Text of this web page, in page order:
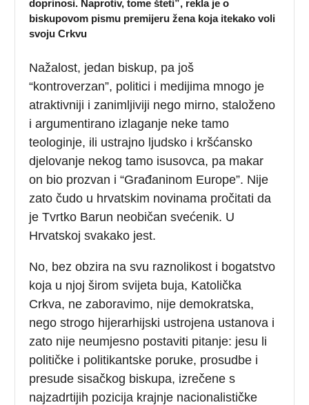
doprinosi. Naprotiv, tome šteti”, rekla je o
biskupovom pismu premijeru žena koja itekako voli
svoju Crkvu
Nažalost, jedan biskup, pa još
“kontroverzan”, politici i medijima mnogo je
atraktivniji i zanimljiviji nego mirno, staloženo
i argumentirano izlaganje neke tamo
teologinje, ili ustrajno ljudsko i kršćansko
djelovanje nekog tamo isusovca, pa makar
on bio prozvan i “Građaninom Europe”. Nije
zato čudo u hrvatskim novinama pročitati da
je Tvrtko Barun neobičan svećenik. U
Hrvatskoj svakako jest.
No, bez obzira na svu raznolikost i bogatstvo
koja u njoj širom svijeta buja, Katolička
Crkva, ne zaboravimo, nije demokratska,
nego strogo hijerarhijski ustrojena ustanova i
zato nije neumjesno postaviti pitanje: jesu li
političke i politikantske poruke, prosudbe i
presude sisačkog biskupa, izrečene s
najzadrtijih pozicija krajnje nacionalističke